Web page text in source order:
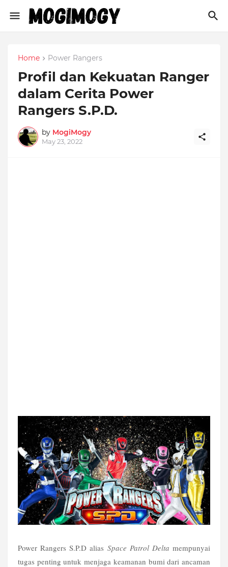
Home Power Rangers
Profil dan Kekuatan Ranger
dalam Cerita Power
Rangers S.P.D.
by MogiMogy
May 23, 2022
Power Rangers S.P.D alias Space Patrol Delta mempunyai
tugas penting untuk menjaga keamanan bumi dari ancaman